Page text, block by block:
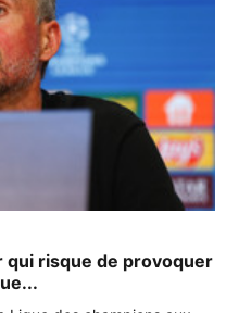
qui risque de provoquer